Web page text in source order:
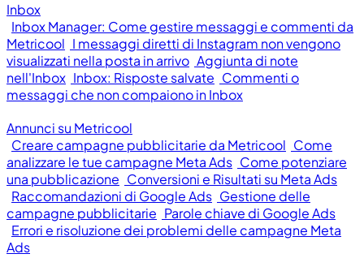
Inbox
Inbox Manager: Come gestire messaggi e commenti da
Metricool I messaggi diretti di Instagram non vengono
visualizzati nella posta in arrivo Aggiunta di note
nell'Inbox Inbox: Risposte salvate Commenti o
messaggi che non compaiono in Inbox
Annunci su Metricool
Creare campagne pubblicitarie da Metricool Come
analizzare le tue campagne Meta Ads Come potenziare
una pubblicazione Conversioni e Risultati su Meta Ads
Raccomandazioni di Google Ads Gestione delle
campagne pubblicitarie Parole chiave di Google Ads
Errori e risoluzione dei problemi delle campagne Meta
Ads